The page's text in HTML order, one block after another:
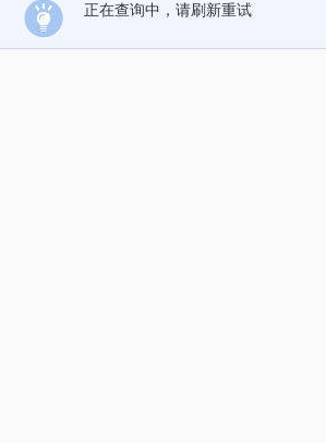
正在查询中，请刷新重试